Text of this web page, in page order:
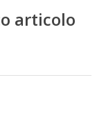
articolo